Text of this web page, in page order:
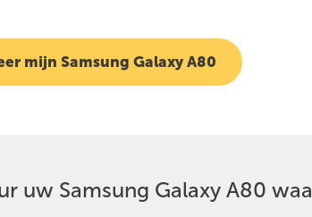
mijn Samsung Galaxy A80
uw Samsung Galaxy A80